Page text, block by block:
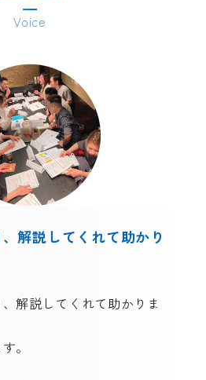
Voice
解説してくれて助かり
解説してくれて助かりま
。